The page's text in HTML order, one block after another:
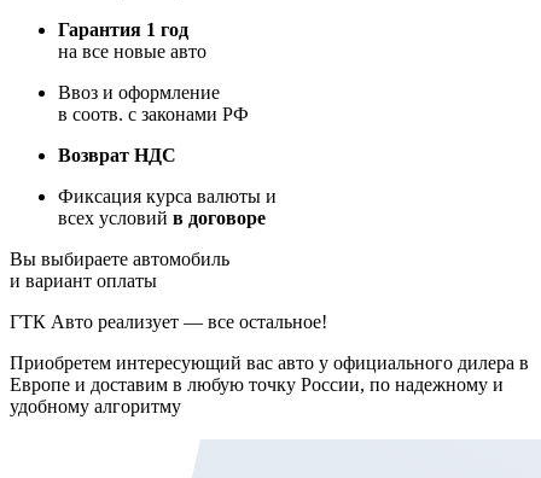
Гарантия 1 год
на все новые авто
Ввоз и оформление
в соотв. с законами РФ
Возврат НДС
Фиксация курса валюты и
всех условий в договоре
Вы выбираете автомобиль
и вариант оплаты
ГТК Авто реализует — все остальное!
Приобретем интересующий вас авто у официального дилера в
Европе и доставим в любую точку России, по надежному и
удобному алгоритму